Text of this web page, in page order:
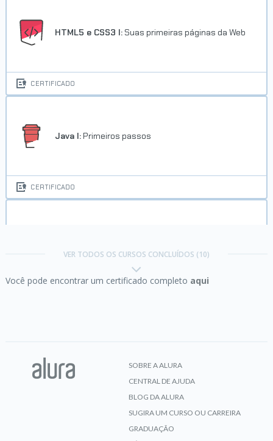
HTML5 e CSS3 I: Suas primeiras páginas da Web
CERTIFICADO
Java I: Primeiros passos
CERTIFICADO
VER TODOS OS CURSOS CONCLUÍDOS (10)
Você pode encontrar um certificado completo aqui
SOBRE A ALURA
CENTRAL DE AJUDA
BLOG DA ALURA
SUGIRA UM CURSO OU CARREIRA
GRADUAÇÃO